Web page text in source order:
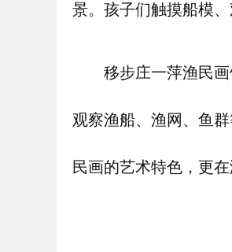
景。孩子们触摸船模
移步庄一萍渔民
观察渔船、渔网、鱼
民画的艺术特色，更